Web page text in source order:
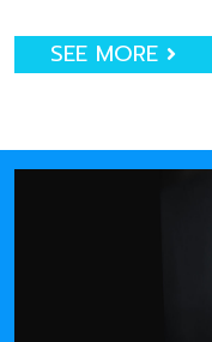
SEE MORE